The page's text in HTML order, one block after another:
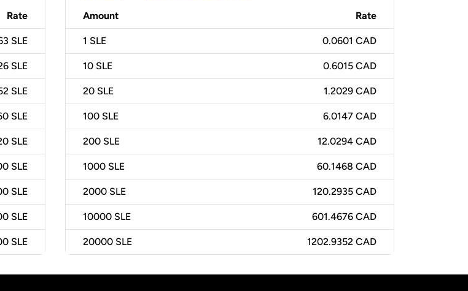
Rate
SLE
SLE
SLE
SLE
SLE
SLE
SLE
SLE
SLE
Amount Rate
1 SLE 0.0601 CAD
10 SLE 0.6015 CAD
20 SLE 1.2029 CAD
100 SLE 6.0147 CAD
200 SLE 12.0294 CAD
1000 SLE 60.1468 CAD
2000 SLE 120.2935 CAD
10000 SLE 601.4676 CAD
20000 SLE 1202.9352 CAD